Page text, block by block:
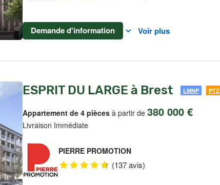
Demande d'information Voir plus
ESPRIT DU LARGE à Brest LMNP PTZ
Appartement de 4 pièces à partir de 380 000 €
Livraison Immédiate
PIERRE PROMOTION
(137 avis)